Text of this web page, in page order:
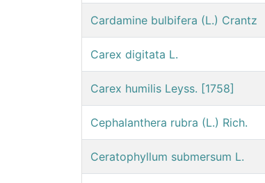
Cardamine bulbifera (L.) Crantz
Carex digitata L.
Carex humilis Leyss. [1758]
Cephalanthera rubra (L.) Rich.
Ceratophyllum submersum L.